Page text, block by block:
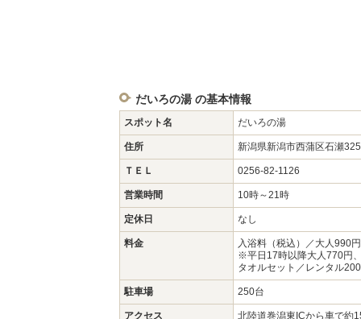
だいろの湯 の基本情報
スポット名 だいろの湯
住所 新潟県新潟市西蒲区石瀬
ＴＥＬ 0256-82-1126
営業時間 10時～21時
定休日 なし
料金
入浴料（税込）／大人990
※平日17時以降大人770円
タオルセット／レンタル
駐車場 250台
アクセス 北陸道巻潟東ICから車で約